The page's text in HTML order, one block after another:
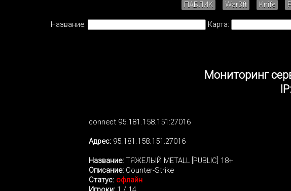
ПАБЛИК War3ft Knife
Название: Карта:
Мониторинг
connect 95.181.158.151:27016
Адрес: 95.181.158.151:27016
Название: ТЯЖЕЛЫЙ METALL [PUBLIC] 18+
Описание: Counter-Strike
Статус: офлайн